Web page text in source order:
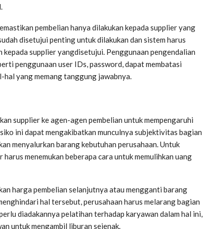
pembelian hanya dilakukan kepada supplier yang
disetujui penting untuk dilakukan dan sistem harus
supplier yangdisetujui. Penggunaan pengendalian
penggunaan user IDs, password, dapat membatasi
yang memang tanggung jawabnya.
supplier ke agen-agen pembelian untuk mempengaruhi
ini dapat mengakibatkan munculnya subjektivitas bagian
menyalurkan barang kebutuhan perusahaan. Untuk
menemukan beberapa cara untuk memulihkan uang
harga pembelian selanjutnya atau mengganti barang
hal tersebut, perusahaan harus melarang bagian
diadakannya pelatihan terhadap karyawan dalam hal ini,
untuk mengambil liburan sejenak.